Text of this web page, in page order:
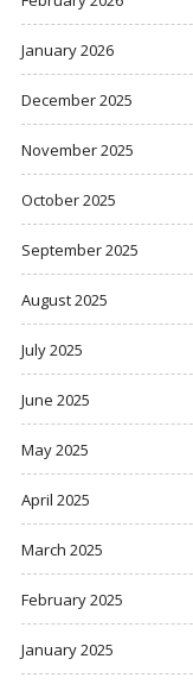
January 2026
December 2025
November 2025
October 2025
September 2025
August 2025
July 2025
June 2025
May 2025
April 2025
March 2025
February 2025
January 2025